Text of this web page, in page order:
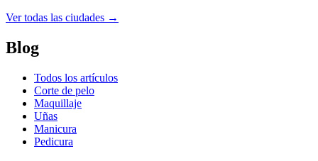
Ver todas las ciudades →
Blog
Todos los artículos
Corte de pelo
Maquillaje
Uñas
Manicura
Pedicura